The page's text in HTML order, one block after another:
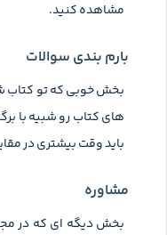
مشاهده کنید.
بارم بندی سوالات
بخش خوبی که تو کتاب
های کتاب رو شبیه با
باید وقت بیشتری در
مشاوره
بخش دیگه ای که در